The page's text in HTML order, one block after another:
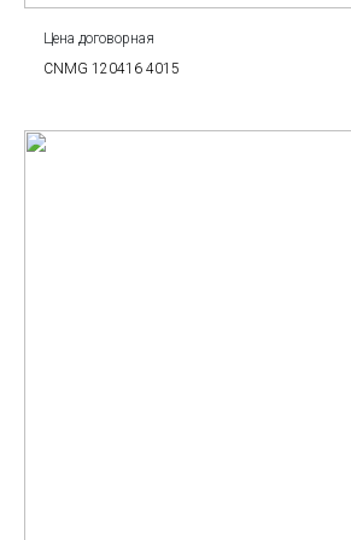
Цена договорная
CNMG 120416 4015